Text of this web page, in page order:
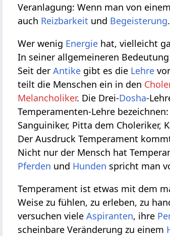
Veranlagung: Wenn man von
auch Reizbarkeit und Begeisterung
Wer wenig Energie hat, vielleicht
In seiner allgemeineren
Seit derAntike gibt es die Lehre
teilt die Menschen ein in den
Melancholiker. Die Drei-Dosha-
Temperamenten-Lehre
Sanguiniker, Pitta dem Choleriker,
Der Ausdruck Temperament
Nicht nur der Mensch hat
Pferden und Hunden spricht man
Temperament ist etwas mit dem
Weise zu fühlen, zu erleben, zu
versuchen vieleAspiranten, ihre
scheinbare Veränderung zu einem